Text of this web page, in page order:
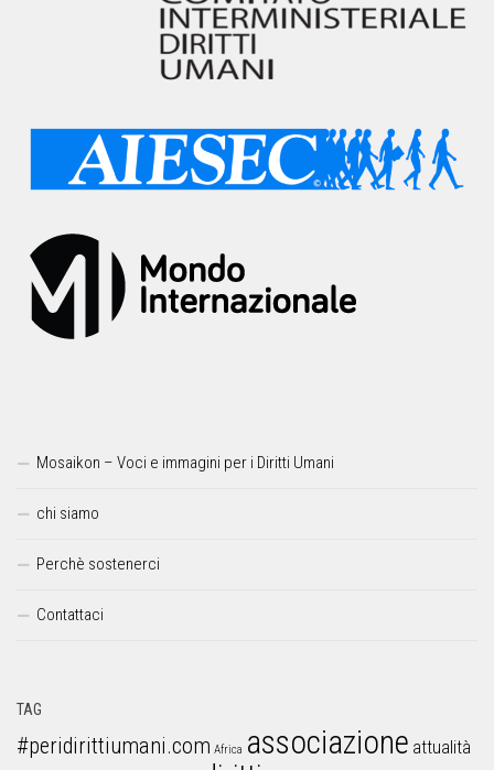
Mosaikon – Voci e immagini per i Diritti Umani
chi siamo
Perchè sostenerci
Contattaci
TAG
#peridirittiumani.com Africa associazione attualità